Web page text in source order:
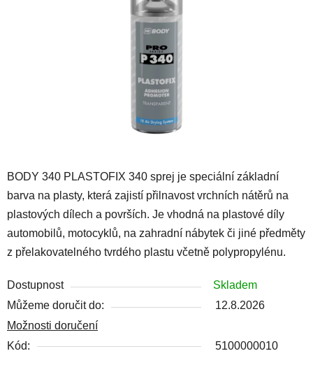
BODY 340 PLASTOFIX 340 sprej je speciální základní
barva na plasty, která zajistí přilnavost vrchních nátěrů na
plastových dílech a površích. Je vhodná na plastové díly
automobilů, motocyklů, na zahradní nábytek či jiné předměty
z přelakovatelného tvrdého plastu včetně polypropylénu.
Dostupnost
Skladem
Můžeme doručit do:
12.8.2026
Možnosti doručení
Kód:
5100000010